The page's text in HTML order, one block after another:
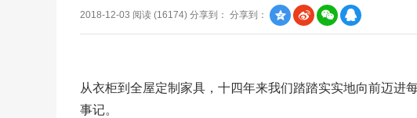
2018-12-03 阅读 (16174) 分享到： 分享到：
从衣柜到全屋定制家具，十四年来我们踏踏实实地向前迈进
事记。